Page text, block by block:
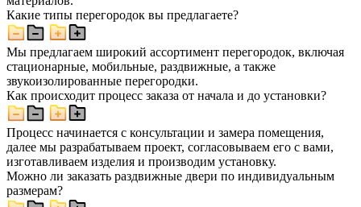
Какие типы перегородок вы предлагаете?
Мы предлагаем широкий ассортимент перегородок, включая
стационарные, мобильные, раздвижные, а также
звукоизолированные перегородки.
Как происходит процесс заказа от начала и до установки?
Процесс начинается с консультации и замера помещения,
далее мы разрабатываем проект, согласовываем его с вами,
изготавливаем изделия и производим установку.
Можно ли заказать раздвижные двери по индивидуальным
размерам?